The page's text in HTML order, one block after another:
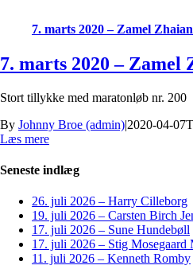
7. marts 2020 – Zamel Zhaian
7. marts 2020 – Zamel
Stort tillykke med maratonløb nr. 200
By Johnny Broe (admin)|2020-04-
Læs mere
Seneste indlæg
26. juli 2026 – Harry Cilleborg
19. juli 2026 – Carsten Birch
17. juli 2026 – Sune Hundebøll
17. juli 2026 – Stig Mosegaard
11. juli 2026 – Kenneth Romby